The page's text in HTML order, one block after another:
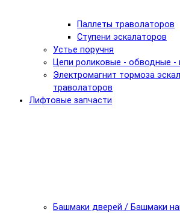
Паллеты траволаторов
Ступени эскалаторов
Устье поручня
Цепи роликовые - обводные -
Электромагнит тормоза
траволаторов
Лифтовые запчасти
Башмаки дверей / Башмаки